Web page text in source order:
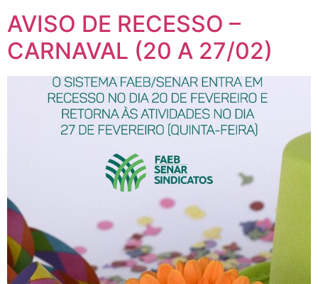
AVISO DE RECESSO –
CARNAVAL (20 A 27/02)